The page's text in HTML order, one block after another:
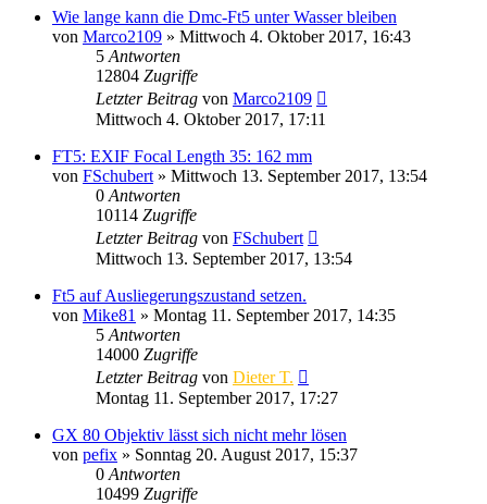
Wie lange kann die Dmc-Ft5 unter Wasser bleiben
von Marco2109 » Mittwoch 4. Oktober 2017, 16:43
5 Antworten
12804 Zugriffe
Letzter Beitrag von Marco2109
Mittwoch 4. Oktober 2017, 17:11
FT5: EXIF Focal Length 35: 162 mm
von FSchubert » Mittwoch 13. September 2017, 13:54
0 Antworten
10114 Zugriffe
Letzter Beitrag von FSchubert
Mittwoch 13. September 2017, 13:54
Ft5 auf Ausliegerungszustand setzen.
von Mike81 » Montag 11. September 2017, 14:35
5 Antworten
14000 Zugriffe
Letzter Beitrag von Dieter T.
Montag 11. September 2017, 17:27
GX 80 Objektiv lässt sich nicht mehr lösen
von pefix » Sonntag 20. August 2017, 15:37
0 Antworten
10499 Zugriffe